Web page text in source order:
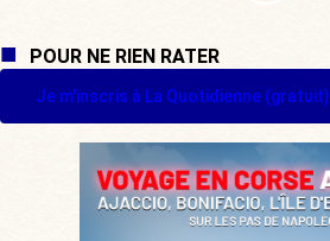
POUR NE RIEN RATER
Je m'inscris à La Quotidienne (gratuit)